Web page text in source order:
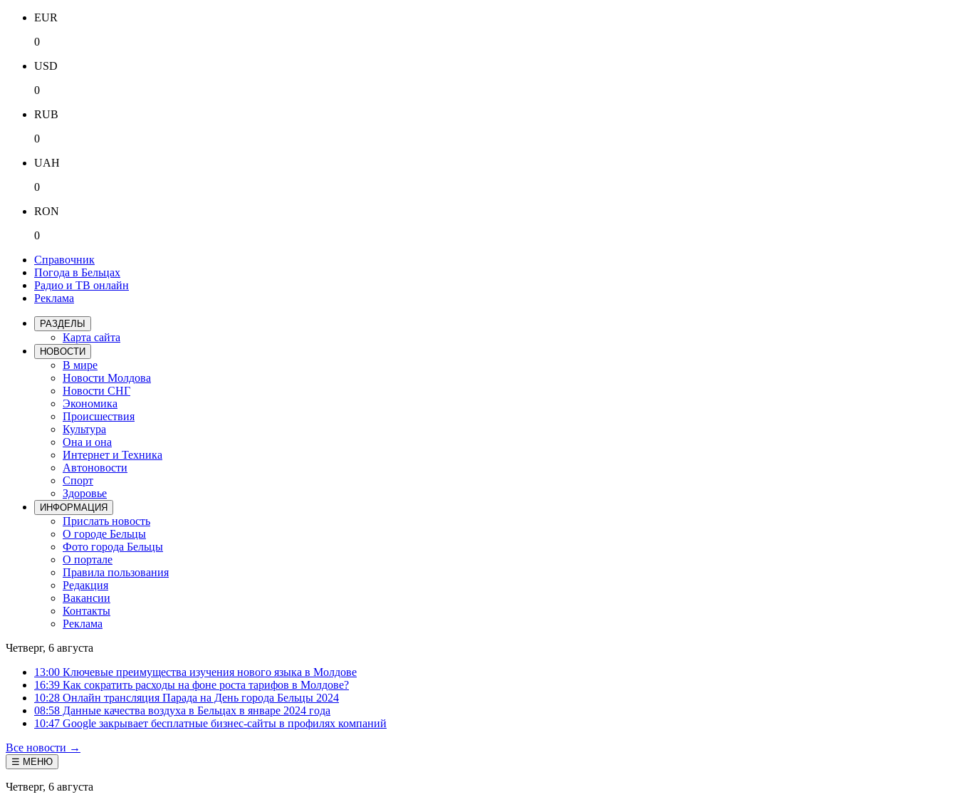
EUR
0
USD
0
RUB
0
UAH
0
RON
0
Справочник
Погода в Бельцах
Радио и ТВ онлайн
Реклама
РАЗДЕЛЫ
Карта сайта
НОВОСТИ
В мире
Новости Молдова
Новости СНГ
Экономика
Происшествия
Культура
Она и она
Интернет и Техника
Автоновости
Спорт
Здоровье
ИНФОРМАЦИЯ
Прислать новость
О городе Бельцы
Фото города Бельцы
О портале
Правила пользования
Редакция
Вакансии
Контакты
Реклама
Четверг, 6 августа
13:00 Ключевые преимущества изучения нового языка в Молдове
16:39 Как сократить расходы на фоне роста тарифов в Молдове?
10:28 Онлайн трансляция Парада на День города Бельцы 2024
08:58 Данные качества воздуха в Бельцах в январе 2024 года
10:47 Google закрывает бесплатные бизнес-сайты в профилях компаний
Все новости →
☰ МЕНЮ
Четверг, 6 августа